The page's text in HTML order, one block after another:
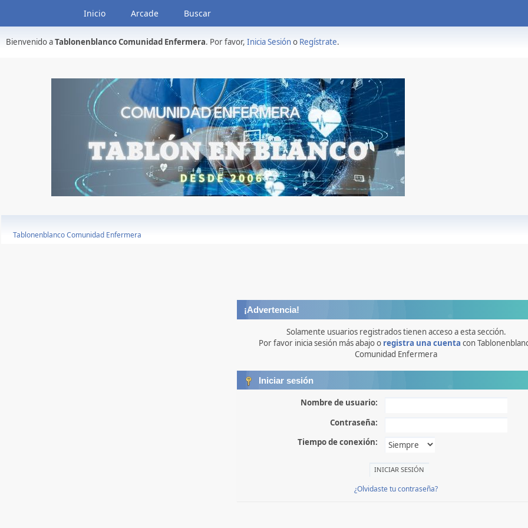
Inicio Arcade Buscar
Bienvenido aTablonenblanco Comunidad Enfermera. Por favor, Inicia Sesióno Regístrate.
Tablonenblanco Comunidad Enfermera
¡Advertencia!
Solamente usuarios registrados tienen acceso a esta sección.
Por favor inicia sesión más abajo o registra una cuenta con
Comunidad Enfermera
Iniciar sesión
Nombre de usuario:
Contraseña:
Tiempo de conexión:
¿Olvidaste tu contraseña?